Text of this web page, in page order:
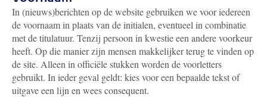
In (nieuws)berichten op de website gebruiken we voor iedereen
de voornaam in plaats van de initialen, eventueel in combinatie
met de titulatuur. Tenzij persoon in kwestie een andere voorkeur
heeft. Op die manier zijn mensen makkelijker terug te vinden op
de site. Alleen in officiële stukken worden de voorletters
gebruikt. In ieder geval geldt: kies voor een bepaalde tekst of
uitgave een lijn en wees consequent.